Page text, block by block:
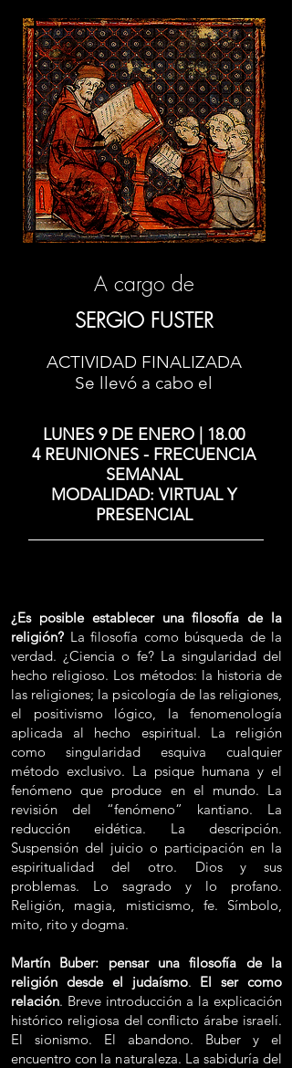
A cargo de
SERGIO FUSTER
ACTIVIDAD FINALIZADA
Se llevó a cabo el
LUNES 9 DE ENERO | 18.00
4 REUNIONES - FRECUENCIA
SEMANAL
MODALIDAD: VIRTUAL Y
PRESENCIAL
¿Es posible establecer una filosofía de la
religión? La filosofía como búsqueda de la
verdad. ¿Ciencia o fe? La singularidad del
hecho religioso. Los métodos: la historia de
las religiones; la psicología de las religiones,
el positivismo lógico, la fenomenología
aplicada al hecho espiritual. La religión
como singularidad esquiva cualquier
método exclusivo. La psique humana y el
fenómeno que produce en el mundo. La
revisión del “fenómeno” kantiano. La
reducción eidética. La descripción.
Suspensión del juicio o participación en la
espiritualidad del otro. Dios y sus
problemas. Lo sagrado y lo profano.
Religión, magia, misticismo, fe. Símbolo,
mito, rito y dogma.
Martín Buber: pensar una filosofía de la
religión desde el judaísmo. El ser como
relación. Breve introducción a la explicación
histórico religiosa del conflicto árabe israelí.
El sionismo. El abandono. Buber y el
encuentro con la naturaleza. La sabiduría del